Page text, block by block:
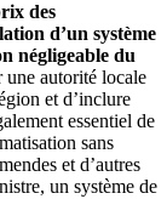
des
d’un système
négligeable du
une autorité locale
et d’inclure
essentiel de
sans
et d’autres
un système de